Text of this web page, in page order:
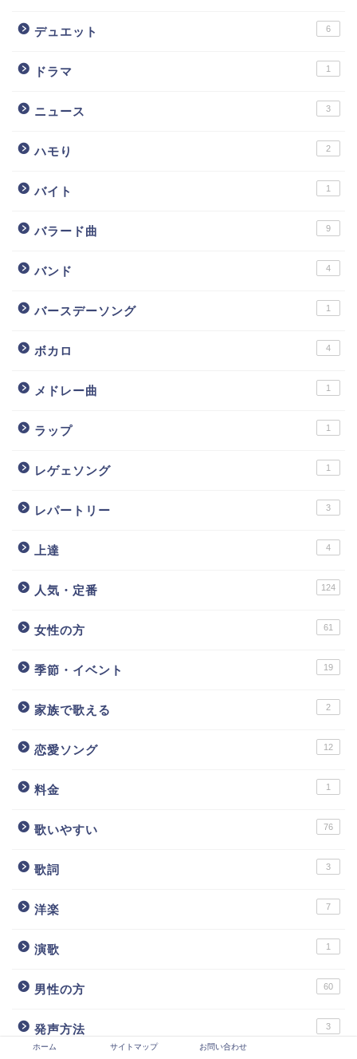
デュエット 6
ドラマ 1
ニュース 3
ハモり 2
バイト 1
バラード曲 9
バンド 4
バースデーソング 1
ボカロ 4
メドレー曲 1
ラップ 1
レゲェソング 1
レパートリー 3
上達 4
人気・定番 124
女性の方 61
季節・イベント 19
家族で歌える 2
恋愛ソング 12
料金 1
歌いやすい 76
歌詞 3
洋楽 7
演歌 1
男性の方 60
発声方法 3
ホーム サイトマップ お問い合わせ